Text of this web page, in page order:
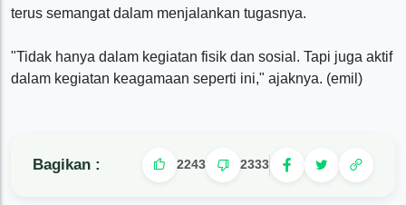
terus semangat dalam menjalankan tugasnya.
"Tidak hanya dalam kegiatan fisik dan sosial. Tapi juga aktif
dalam kegiatan keagamaan seperti ini," ajaknya. (emil)
Bagikan : 2243 2333